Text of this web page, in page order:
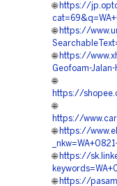
🌐 https://
🌐 https://
🌐 https://
Geofoam-
🌐
https://
🌐
https://
🌐 https://
🌐 https://
🌐 https://